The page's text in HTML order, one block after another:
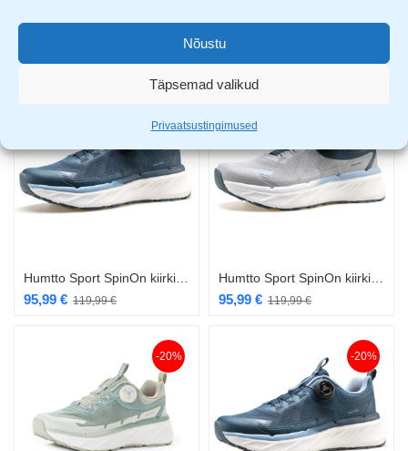
Nõustu
Täpsemad valikud
Privaatsustingimused
al.
119,99€
95,99 € 119,99€
95,99 €
-20% -20%